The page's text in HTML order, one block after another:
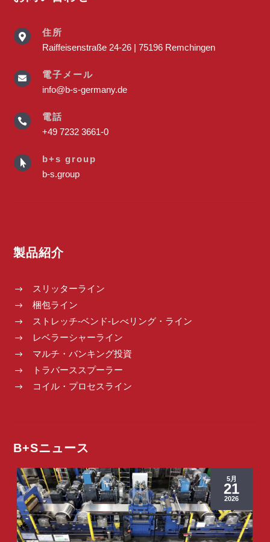

住所
Raiffeisenstraße 24-26 | 75196 Remchingen

電子メール
info@b-s-germany.de

電話
+49 7232 3661-0

b+s group
b-s.group
製品紹介
$ スリッターライン
$ 梱包ライン
$ ストレッチ-ベンド-レべリング・ライン
$ レベラーシャーライン
$ マルチ・バンキング投資
$ トラバーススプーラー
$ コイル・プロセスライン
B+Sニュース
5月
21
2026